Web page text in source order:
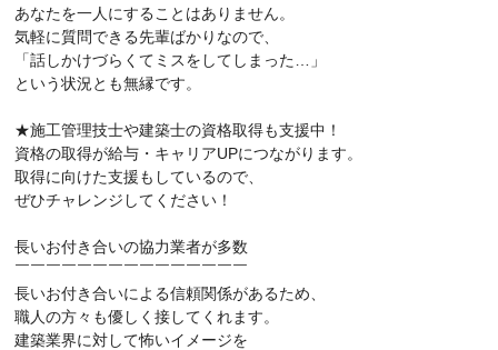
あなたを一人にすることはありません。
気軽に質問できる先輩ばかりなので、
「話しかけづらくてミスをしてしまった…」
という状況とも無縁です。
★施工管理技士や建築士の資格取得も支援中！
資格の取得が給与・キャリアUPにつながります。
取得に向けた支援もしているので、
ぜひチャレンジしてください！
長いお付き合いの協力業者が多数
￣￣￣￣￣￣￣￣￣￣￣￣￣￣￣
長いお付き合いによる信頼関係があるため、
職人の方々も優しく接してくれます。
建築業界に対して怖いイメージを